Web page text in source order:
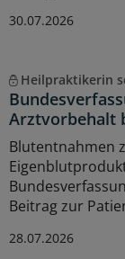
30.07.2026
Heilpraktikerin
Arztvorbehalt
Blutentnahmen
Beitrag zur
28.07.2026